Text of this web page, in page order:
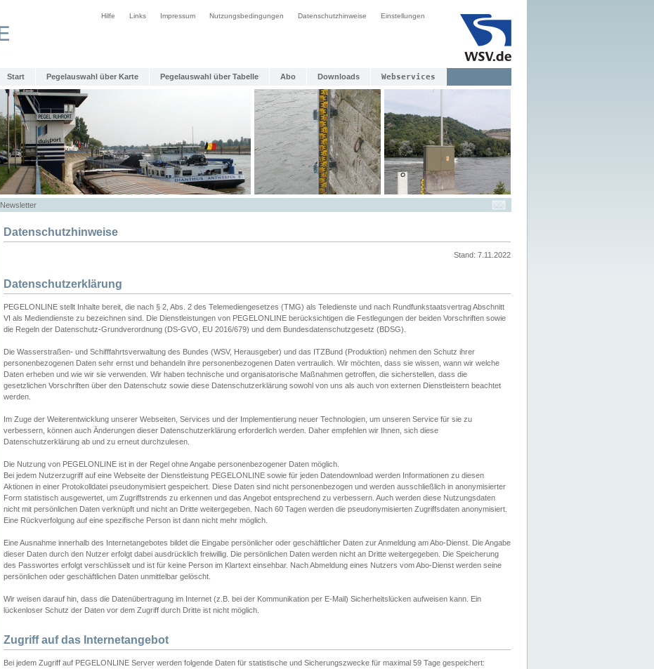
Hilfe Links Impressum Nutzungsbedingungen Datenschutzhinweise Einstellungen
Start Pegelauswahl über Karte Pegelauswahl über Tabelle Abo Downloads Webservices
Newsletter
Datenschutzhinweise
Stand: 7.11.2022
Datenschutzerklärung
PEGELONLINE stellt Inhalte bereit, die nach § 2, Abs. 2 des Telemediengesetzes (TMG) als Teledienste und nach Rundfunkstaatsvertrag Abschnitt
VI als Mediendienste zu bezeichnen sind. Die Dienstleistungen von PEGELONLINE berücksichtigen die Festlegungen der beiden Vorschriften sowie
die Regeln der Datenschutz-Grundverordnung (DS-GVO, EU 2016/679) und dem Bundesdatenschutzgesetz (BDSG).
Die Wasserstraßen- und Schifffahrtsverwaltung des Bundes (WSV, Herausgeber) und das ITZBund (Produktion) nehmen den Schutz ihrer
personenbezogenen Daten sehr ernst und behandeln ihre personenbezogenen Daten vertraulich. Wir möchten, dass sie wissen, wann wir welche
Daten erheben und wie wir sie verwenden. Wir haben technische und organisatorische Maßnahmen getroffen, die sicherstellen, dass die
gesetzlichen Vorschriften über den Datenschutz sowie diese Datenschutzerklärung sowohl von uns als auch von externen Dienstleistern beachtet
werden.
Im Zuge der Weiterentwicklung unserer Webseiten, Services und der Implementierung neuer Technologien, um unseren Service für sie zu
verbessern, können auch Änderungen dieser Datenschutzerklärung erforderlich werden. Daher empfehlen wir Ihnen, sich diese
Datenschutzerklärung ab und zu erneut durchzulesen.
Die Nutzung von PEGELONLINE ist in der Regel ohne Angabe personenbezogener Daten möglich.
Bei jedem Nutzerzugriff auf eine Webseite der Dienstleistung PEGELONLINE sowie für jeden Datendownload werden Informationen zu diesen
Aktionen in einer Protokolldatei pseudonymisiert gespeichert. Diese Daten sind nicht personenbezogen und werden ausschließlich in anonymisierter
Form statistisch ausgewertet, um Zugriffstrends zu erkennen und das Angebot entsprechend zu verbessern. Auch werden diese Nutzungsdaten
nicht mit persönlichen Daten verknüpft und nicht an Dritte weitergegeben. Nach 60 Tagen werden die pseudonymisierten Zugriffsdaten anonymisiert.
Eine Rückverfolgung auf eine spezifische Person ist dann nicht mehr möglich.
Eine Ausnahme innerhalb des Internetangebotes bildet die Eingabe persönlicher oder geschäftlicher Daten zur Anmeldung am Abo-Dienst. Die Angabe
dieser Daten durch den Nutzer erfolgt dabei ausdrücklich freiwillig. Die persönlichen Daten werden nicht an Dritte weitergegeben. Die Speicherung
des Passwortes erfolgt verschlüsselt und ist für keine Person im Klartext einsehbar. Nach Abmeldung eines Nutzers vom Abo-Dienst werden seine
persönlichen oder geschäftlichen Daten unmittelbar gelöscht.
Wir weisen darauf hin, dass die Datenübertragung im Internet (z.B. bei der Kommunikation per E-Mail) Sicherheitslücken aufweisen kann. Ein
lückenloser Schutz der Daten vor dem Zugriff durch Dritte ist nicht möglich.
Zugriff auf das Internetangebot
Bei jedem Zugriff auf PEGELONLINE Server werden folgende Daten für statistische und Sicherungszwecke für maximal 59 Tage gespeichert: